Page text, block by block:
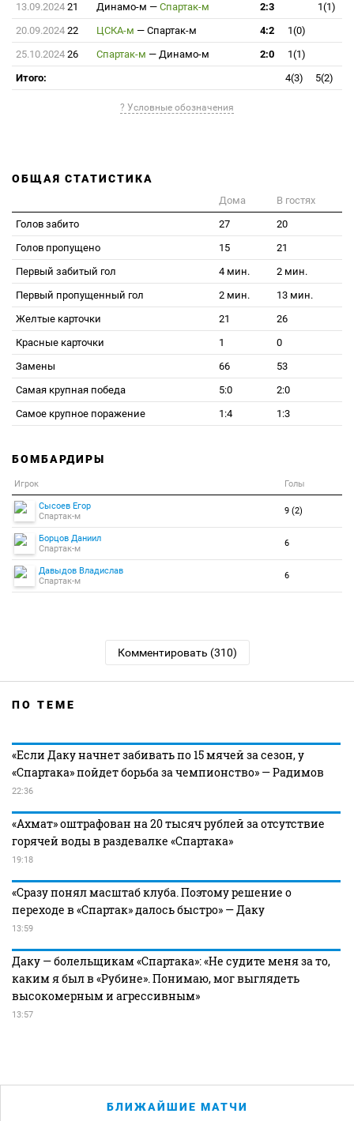
13.09.2024 21 Динамо-м — Спартак-м 2:3
1(1)
20.09.2024 22 ЦСКА-м — Спартак-м 4:2
1(0)
25.10.2024 26 Спартак-м — Динамо-м 2:0
1(1)
Итого:
4(3) 5(2)
? Условные обозначения
ОБЩАЯ СТАТИСТИКА
Дома
В гостях
Голов забито
27
20
Голов пропущено
15
21
Первый забитый гол
4 мин.
2 мин.
Первый пропущенный гол
2 мин.
13 мин.
Желтые карточки
21
26
Красные карточки
1
0
Замены
66
53
Самая крупная победа
5:0
2:0
Самое крупное поражение
1:4 1:3
БОМБАРДИРЫ
Игрок Голы
Сысоев Егор
Спартак-м
9 (2)
Борцов Даниил
Спартак-м
6
Давыдов Владислав
Спартак-м
6
Комментировать (310)
ПО ТЕМЕ
«Если Даку начнет забивать по 15 мячей за сезон, у
«Спартака» пойдет борьба за чемпионство» — Радимов
22:36
«Ахмат» оштрафован на 20 тысяч рублей за отсутствие
горячей воды в раздевалке «Спартака»
19:18
«Сразу понял масштаб клуба. Поэтому решение о
переходе в «Спартак» далось быстро» — Даку
13:59
Даку — болельщикам «Спартака»: «Не судите меня за то,
каким я был в «Рубине». Понимаю, мог выглядеть
высокомерным и агрессивным»
13:57
БЛИЖАЙШИЕ МАТЧИ